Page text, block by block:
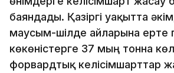
баяндады. Қазіргі уақытта
маусым-шілде айларына ерте
көкөністерге 37 мың тонна
форвардтық келісімшарттар